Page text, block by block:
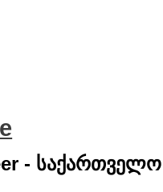
- საქართველო